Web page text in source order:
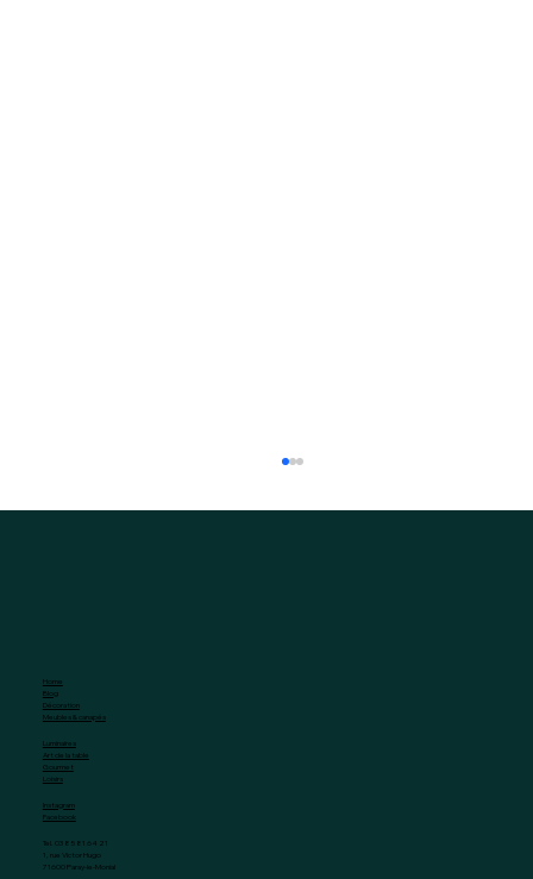
Home
Blog
Décoration
Meubles & canapés
Luminaires
Art de la table
Gourmet
Loisirs
Instagram
Facebook
Tel. 03 85 81 64 21
1, rue Victor Hugo
71600 Paray-le-Monial